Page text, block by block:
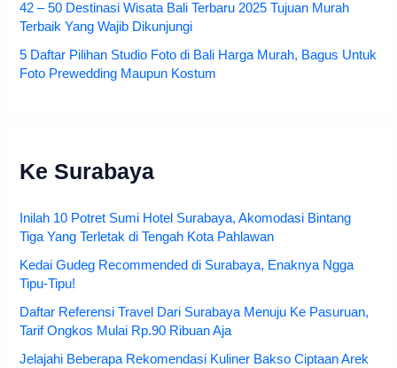
42 – 50 Destinasi Wisata Bali Terbaru 2025 Tujuan Murah
Terbaik Yang Wajib Dikunjungi
5 Daftar Pilihan Studio Foto di Bali Harga Murah, Bagus Untuk
Foto Prewedding Maupun Kostum
Ke Surabaya
Inilah 10 Potret Sumi Hotel Surabaya, Akomodasi Bintang
Tiga Yang Terletak di Tengah Kota Pahlawan
Kedai Gudeg Recommended di Surabaya, Enaknya Ngga
Tipu-Tipu!
Daftar Referensi Travel Dari Surabaya Menuju Ke Pasuruan,
Tarif Ongkos Mulai Rp.90 Ribuan Aja
Jelajahi Beberapa Rekomendasi Kuliner Bakso Ciptaan Arek